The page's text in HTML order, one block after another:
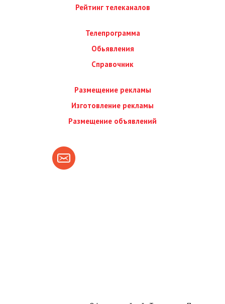
Рейтинг телеканалов
Телепрограмма
Обьявления
Справочник
Размещение рекламы
Изготовление рекламы
Размещение объявлений